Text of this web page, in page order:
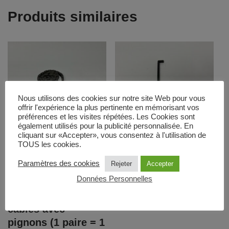
Produits similaires
(pour porte
escamotable) pour
cables avec
pignons (1 paire = 1
Main froide (acier)
29,00€ HT soit
Nous utilisons des cookies sur notre site Web pour vous
offrir l'expérience la plus pertinente en mémorisant vos
préférences et les visites répétées. Les Cookies sont
également utilisés pour la publicité personnalisée. En
cliquant sur «Accepter», vous consentez à l'utilisation de
TOUS les cookies.
Paramètres des cookies Rejeter Accepter
Données Personnelles